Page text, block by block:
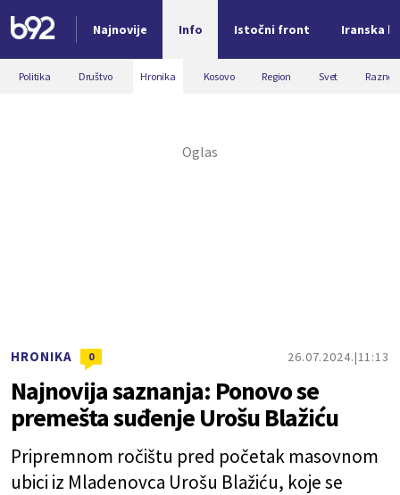
Najnovije Info Istočni front Iranska
Nova vest
Politika Društvo Hronika Kosovo Region Svet Razno
HRONIKA 0 26.07.2024. 11:13
Najnovija saznanja: Ponovo se
premešta suđenje Urošu Blažiću
Pripremnom ročištu pred početak masovnom
ubici iz Mladenovca Urošu Blažiću, koje se